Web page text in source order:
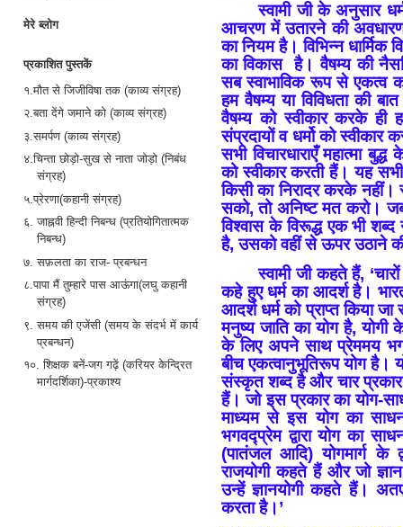
मेरे ब्लोग
प्रकाशित पुस्तकें
१.मौत से जिजीविषा तक (काव्य संग्रह)
२.बता देंगे जमाने को (काव्य संग्रह)
३.समर्पण (काव्य संग्रह)
४.चिन्ता छोड़ो-सुख से नाता जोड़ो (निबंध
संग्रह)
५.प्रेरणा(कहानी संग्रह)
६. जाह्नवी हिन्दी निबन्ध (प्रतियोगितात्मक
निबन्ध)
७. सफ़लता का राज- प्रबन्धन
८.पापा मैं तुम्हारे पास आऊंगा(लघु कहानी
संग्रह)
९. समय की एजेंसी (समय के संदर्भ में कार्य
प्रबन्धन)
१०. शिक्षक बनें-जग गढ़ें (करियर केन्द्रित
मार्गदर्शिका)-प्रकाश्य
स्वामी जी के अनुसार
आचरण में उतारने की
का नियम है। विभिन्न धार्मिक
का विकास है। वैषम्य की
सब स्वाभाविक रूप से एकत्व
हम वैषम्य या विविधता की
वैषम्य को स्वीकार करके
संप्रदायों व धर्मो को
सभी विचारधाराएँ महात्मा
को स्वीकार करती हैं। यह
किसी का निरादर करके नहीं।
सको, तो अनिष्ट मत करो।
विश्वास के विरूद्ध एक भी
है, उसको वहीं से ऊपर उठाने
स्वामी जी कहते हैं,
कहे हुए धर्म का आदर्श है।
आदर्श धर्म को प्राप्त किया
मनुष्य जाति का योग है,
के लिए अपने साथ प्रेममय
बीच एकत्वानुभूतिरूप योग है।
संस्कृत शब्द है और चार
हैं। जो इस प्रकार का योग-
माध्यम से इस योग का
भगवद्प्रेम द्वारा योग का
(पातंजल आदि) योगमार्ग के
राजयोगी कहते हैं और जो
उन्हें ज्ञानयोगी कहते हैं।
करता है।’